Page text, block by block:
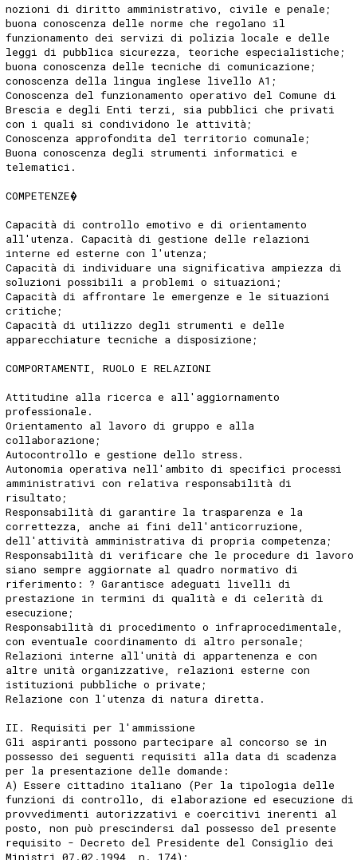
nozioni di diritto amministrativo, civile e penale;
buona conoscenza delle norme che regolano il
funzionamento dei servizi di polizia locale e delle
leggi di pubblica sicurezza, teoriche especialistiche;
buona conoscenza delle tecniche di comunicazione;
conoscenza della lingua inglese livello A1;
Conoscenza del funzionamento operativo del Comune di
Brescia e degli Enti terzi, sia pubblici che privati
con i quali si condividono le attività;
Conoscenza approfondita del territorio comunale;
Buona conoscenza degli strumenti informatici e
telematici.
COMPETENZE�
Capacità di controllo emotivo e di orientamento
all'utenza. Capacità di gestione delle relazioni
interne ed esterne con l'utenza;
Capacità di individuare una significativa ampiezza di
soluzioni possibili a problemi o situazioni;
Capacità di affrontare le emergenze e le situazioni
critiche;
Capacità di utilizzo degli strumenti e delle
apparecchiature tecniche a disposizione;
COMPORTAMENTI, RUOLO E RELAZIONI
Attitudine alla ricerca e all'aggiornamento
professionale.
Orientamento al lavoro di gruppo e alla
collaborazione;
Autocontrollo e gestione dello stress.
Autonomia operativa nell'ambito di specifici processi
amministrativi con relativa responsabilità di
risultato;
Responsabilità di garantire la trasparenza e la
correttezza, anche ai fini dell'anticorruzione,
dell'attività amministrativa di propria competenza;
Responsabilità di verificare che le procedure di lavoro
siano sempre aggiornate al quadro normativo di
riferimento: ? Garantisce adeguati livelli di
prestazione in termini di qualità e di celerità di
esecuzione;
Responsabilità di procedimento o infraprocedimentale,
con eventuale coordinamento di altro personale;
Relazioni interne all'unità di appartenenza e con
altre unità organizzative, relazioni esterne con
istituzioni pubbliche o private;
Relazione con l'utenza di natura diretta.
II. Requisiti per l'ammissione
Gli aspiranti possono partecipare al concorso se in
possesso dei seguenti requisiti alla data di scadenza
per la presentazione delle domande:
A) Essere cittadino italiano (Per la tipologia delle
funzioni di controllo, di elaborazione ed esecuzione di
provvedimenti autorizzativi e coercitivi inerenti al
posto, non può prescindersi dal possesso del presente
requisito - Decreto del Presidente del Consiglio dei
Ministri 07.02.1994, n. 174);